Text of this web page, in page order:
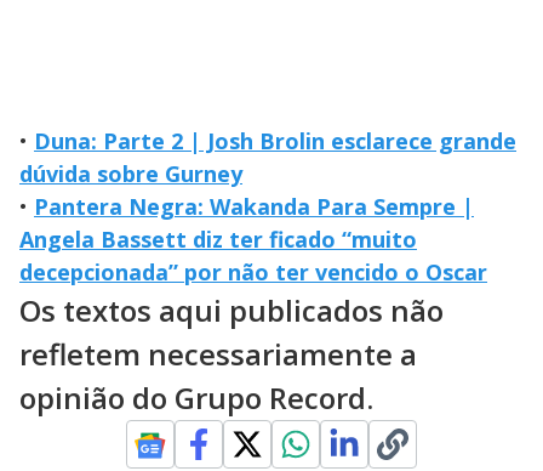
• Duna: Parte 2 | Josh Brolin esclarece grande
dúvida sobre Gurney
• Pantera Negra: Wakanda Para Sempre |
Angela Bassett diz ter ficado “muito
decepcionada” por não ter vencido o Oscar
Os textos aqui publicados não
refletem necessariamente a
opinião do Grupo Record.